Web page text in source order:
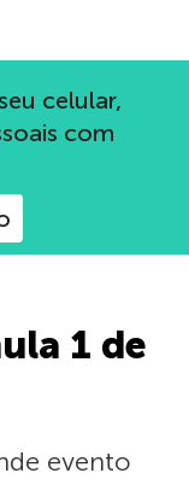
celular,
com
1 de
evento